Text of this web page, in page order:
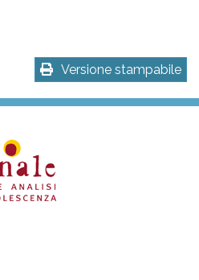
Versione stampabile